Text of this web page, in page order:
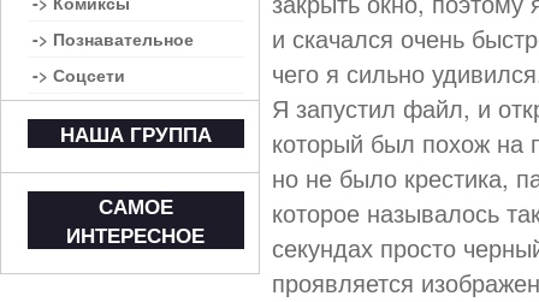
и скачался очень
чего я сильно
Я запустил файл, и
который был похож на
но не было крестика,
которое называлось
секундах просто
проявляется
-> Познавательное
-> Соцсети
НАША ГРУППА
САМОЕ
ИНТЕРЕСНОЕ